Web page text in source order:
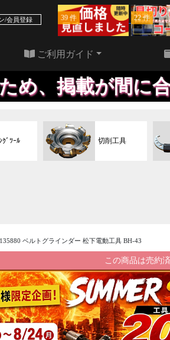
/会員登録 39 件 22 件
ご利用ガイド
っておりま
ｸﾞﾂｰﾙ 切削工具
ベルトグラインダー 松下電動工具 BH-43
この商品は売約済